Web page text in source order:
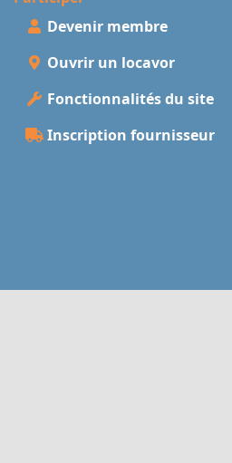
Devenir membre
Ouvrir un locavor
Fonctionnalités du site
Inscription fournisseur